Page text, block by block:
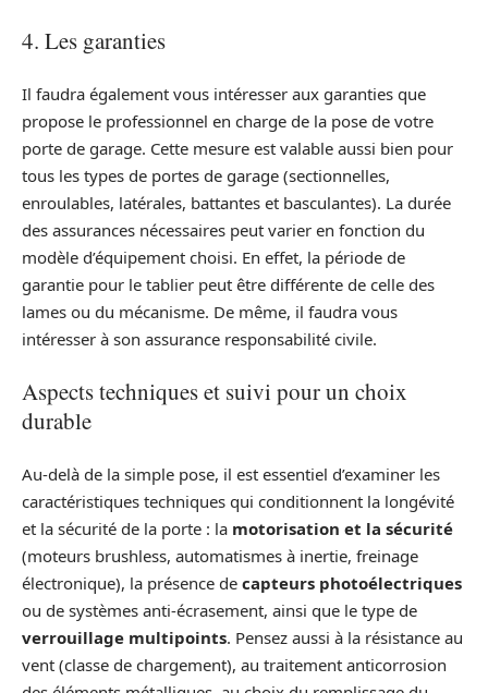
4. Les garanties
Il faudra également vous intéresser aux garanties que
propose le professionnel en charge de la pose de votre
porte de garage. Cette mesure est valable aussi bien pour
tous les types de portes de garage (sectionnelles,
enroulables, latérales, battantes et basculantes). La durée
des assurances nécessaires peut varier en fonction du
modèle d’équipement choisi. En effet, la période de
garantie pour le tablier peut être différente de celle des
lames ou du mécanisme. De même, il faudra vous
intéresser à son assurance responsabilité civile.
Aspects techniques et suivi pour un choix
durable
Au-delà de la simple pose, il est essentiel d’examiner les
caractéristiques techniques qui conditionnent la longévité
et la sécurité de la porte : la motorisation et la sécurité
(moteurs brushless, automatismes à inertie, freinage
électronique), la présence de capteurs photoélectriques
ou de systèmes anti-écrasement, ainsi que le type de
verrouillage multipoints. Pensez aussi à la résistance au
vent (classe de chargement), au traitement anticorrosion